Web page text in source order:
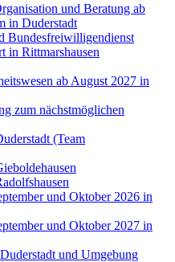
und Beratung ab
in Duderstadt
Bundesfreiwilligendienst
in Rittmarshausen
ab August 2027 in
zum nächstmöglichen
(Team
und Oktober 2026 in
und Oktober 2027 in
und Umgebung